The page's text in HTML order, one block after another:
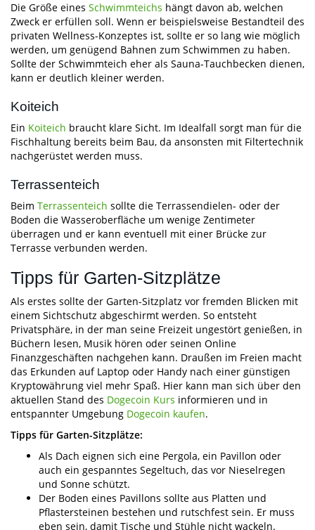
Die Größe eines Schwimmteichs hängt davon ab, welchen
Zweck er erfüllen soll. Wenn er beispielsweise Bestandteil des
privaten Wellness-Konzeptes ist, sollte er so lang wie möglich
werden, um genügend Bahnen zum Schwimmen zu haben.
Sollte der Schwimmteich eher als Sauna-Tauchbecken dienen,
kann er deutlich kleiner werden.
Koiteich
Ein Koiteich braucht klare Sicht. Im Idealfall sorgt man für die
Fischhaltung bereits beim Bau, da ansonsten mit Filtertechnik
nachgerüstet werden muss.
Terrassenteich
Beim Terrassenteich sollte die Terrassendielen- oder der
Boden die Wasseroberfläche um wenige Zentimeter
überragen und er kann eventuell mit einer Brücke zur
Terrasse verbunden werden.
Tipps für Garten-Sitzplätze
Als erstes sollte der Garten-Sitzplatz vor fremden Blicken mit
einem Sichtschutz abgeschirmt werden. So entsteht
Privatsphäre, in der man seine Freizeit ungestört genießen, in
Büchern lesen, Musik hören oder seinen Online
Finanzgeschäften nachgehen kann. Draußen im Freien macht
das Erkunden auf Laptop oder Handy nach einer günstigen
Kryptowährung viel mehr Spaß. Hier kann man sich über den
aktuellen Stand des Dogecoin Kurs informieren und in
entspannter Umgebung Dogecoin kaufen.
Tipps für Garten-Sitzplätze:
Als Dach eignen sich eine Pergola, ein Pavillon oder
auch ein gespanntes Segeltuch, das vor Nieselregen
und Sonne schützt.
Der Boden eines Pavillons sollte aus Platten und
Pflastersteinen bestehen und rutschfest sein. Er muss
eben sein, damit Tische und Stühle nicht wackeln.